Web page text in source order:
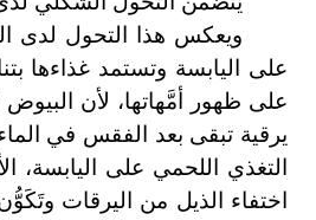
ويعكس هذا التحول لدى
على اليابسة وتستمد غذاءها
على ظهور أمَّهاتها، لأن
يرقية تبقى بعد الفقس في
التغذي اللحمي على
اختفاء الذيل من اليرقات